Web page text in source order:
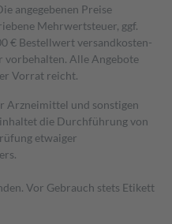
angegebenen Preise
Mehrwertsteuer, ggf.
€ Bestell­wert versand­kosten­
Alle Angebote
Vorrat reicht.
Arzneimittel und sonstigen
die Durchführung von
etwaiger
Vor Gebrauch stets Etikett